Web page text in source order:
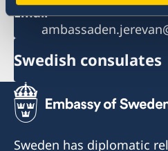
Email
Swedish consulates
Sweden has diplomatic